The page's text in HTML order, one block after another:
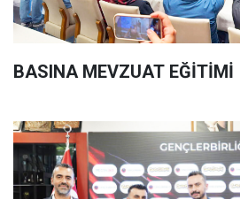
BASINA MEVZUAT EĞİTİMİ